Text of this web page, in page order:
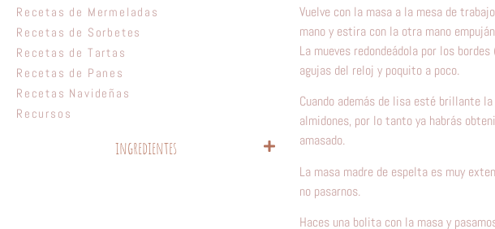
Recetas de Mermeladas
Recetas de Sorbetes
Recetas de Tartas
Recetas de Panes
Recetas Navideñas
Recursos
ingredientes
Vuelve con la masa a la mesa de
mano y estira con la otra mano
La mueves redondeádola por los
agujas del reloj y poquito a poco.
Cuando además de lisa esté brillante
almidones, por lo tanto ya habrás
amasado.
La masa madre de espelta es muy
no pasarnos.
Haces una bolita con la masa y